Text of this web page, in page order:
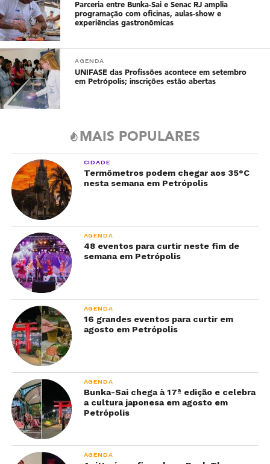
Parceria entre Bunka-Sai e Senac RJ amplia
programação com oficinas, aulas-show e
experiências gastronômicas
AGENDA
UNIFASE das Profissões acontece em setembro
em Petrópolis; inscrições estão abertas
MAIS POPULARES
CIDADE
Termômetros podem chegar aos 35°C
nesta semana em Petrópolis
AGENDA
48 eventos para curtir neste fim de
semana em Petrópolis
AGENDA
16 grandes eventos para curtir em
agosto em Petrópolis
AGENDA
Bunka-Sai chega à 17ª edição e celebra
a cultura japonesa em agosto em
Petrópolis
AGENDA